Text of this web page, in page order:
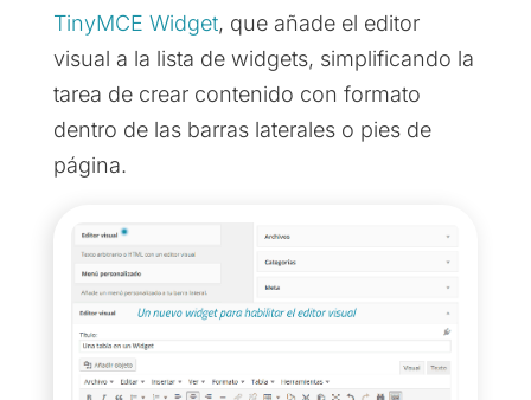
TinyMCE Widget, que añade el editor
visual a la lista de widgets, simplificando la
tarea de crear contenido con formato
dentro de las barras laterales o pies de
página.